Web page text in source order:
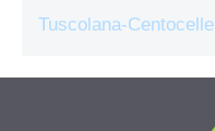
Tuscolana-Centocelle